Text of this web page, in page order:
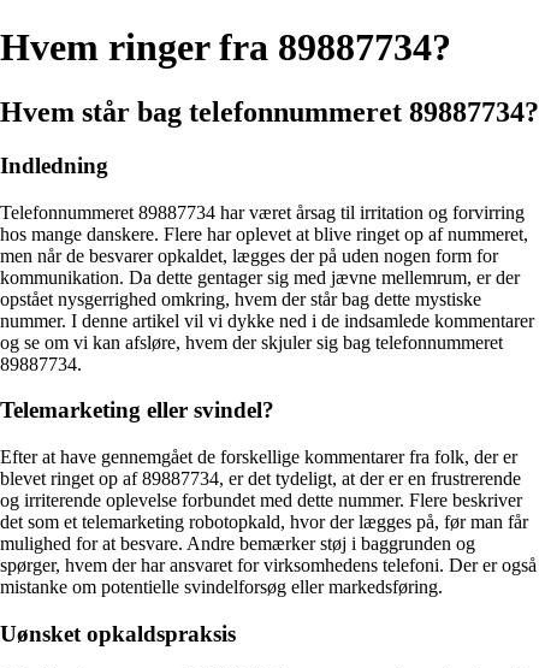
Hvem ringer fra 89887734?
Hvem står bag telefonnummeret 89887734?
Indledning
Telefonnummeret 89887734 har været årsag til irritation og forvirring
hos mange danskere. Flere har oplevet at blive ringet op af nummeret,
men når de besvarer opkaldet, lægges der på uden nogen form for
kommunikation. Da dette gentager sig med jævne mellemrum, er der
opstået nysgerrighed omkring, hvem der står bag dette mystiske
nummer. I denne artikel vil vi dykke ned i de indsamlede kommentarer
og se om vi kan afsløre, hvem der skjuler sig bag telefonnummeret
89887734.
Telemarketing eller svindel?
Efter at have gennemgået de forskellige kommentarer fra folk, der er
blevet ringet op af 89887734, er det tydeligt, at der er en frustrerende
og irriterende oplevelse forbundet med dette nummer. Flere beskriver
det som et telemarketing robotopkald, hvor der lægges på, før man får
mulighed for at besvare. Andre bemærker støj i baggrunden og
spørger, hvem der har ansvaret for virksomhedens telefoni. Der er også
mistanke om potentielle svindelforsøg eller markedsføring.
Uønsket opkaldspraksis